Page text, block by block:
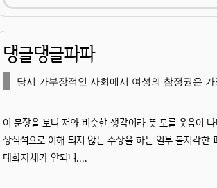
댕글댕글파파
당시 가부장적인 사회에서 여성의 참정권은
이 문장을 보니 저와 비슷한 생각이라 뜻 모를 웃음이
상식적으로 이해 되지 않는 주장을 하는 일부 몰지각한
대화자체가 안되니....